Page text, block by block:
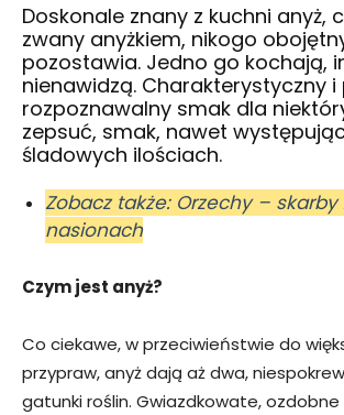
Doskonale znany z kuchni anyż,
zwany anyżkiem, nikogo
pozostawia. Jedno go kochają,
nienawidzą. Charakterystyczny
rozpoznawalny smak dla
zepsuć, smak, nawet
śladowych ilościach.
Zobacz także: Orzechy –
nasionach
Czym jest anyż?
Co ciekawe, w przeciwieństwie do
przypraw, anyż dają aż dwa,
gatunki roślin. Gwiazdkowate, ozdobne